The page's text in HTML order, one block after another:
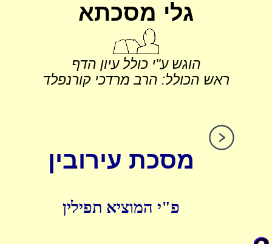
גלי מסכתא
הוגש ע"י כולל עיון הדף
ראש הכולל: הרב מרדכי קורנפלד
מסכת עירובין
פ"י המוציא תפילין